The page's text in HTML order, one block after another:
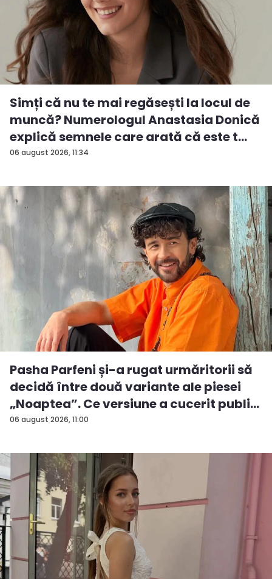
06 august 2026, 11:34
Simți că nu te mai regăsești la locul de
muncă? Numerologul Anastasia Donică
explică semnele care arată că este t...
06 august 2026, 11:00
Pasha Parfeni și-a rugat urmăritorii să
decidă între două variante ale piesei
„Noaptea”. Ce versiune a cucerit publi...